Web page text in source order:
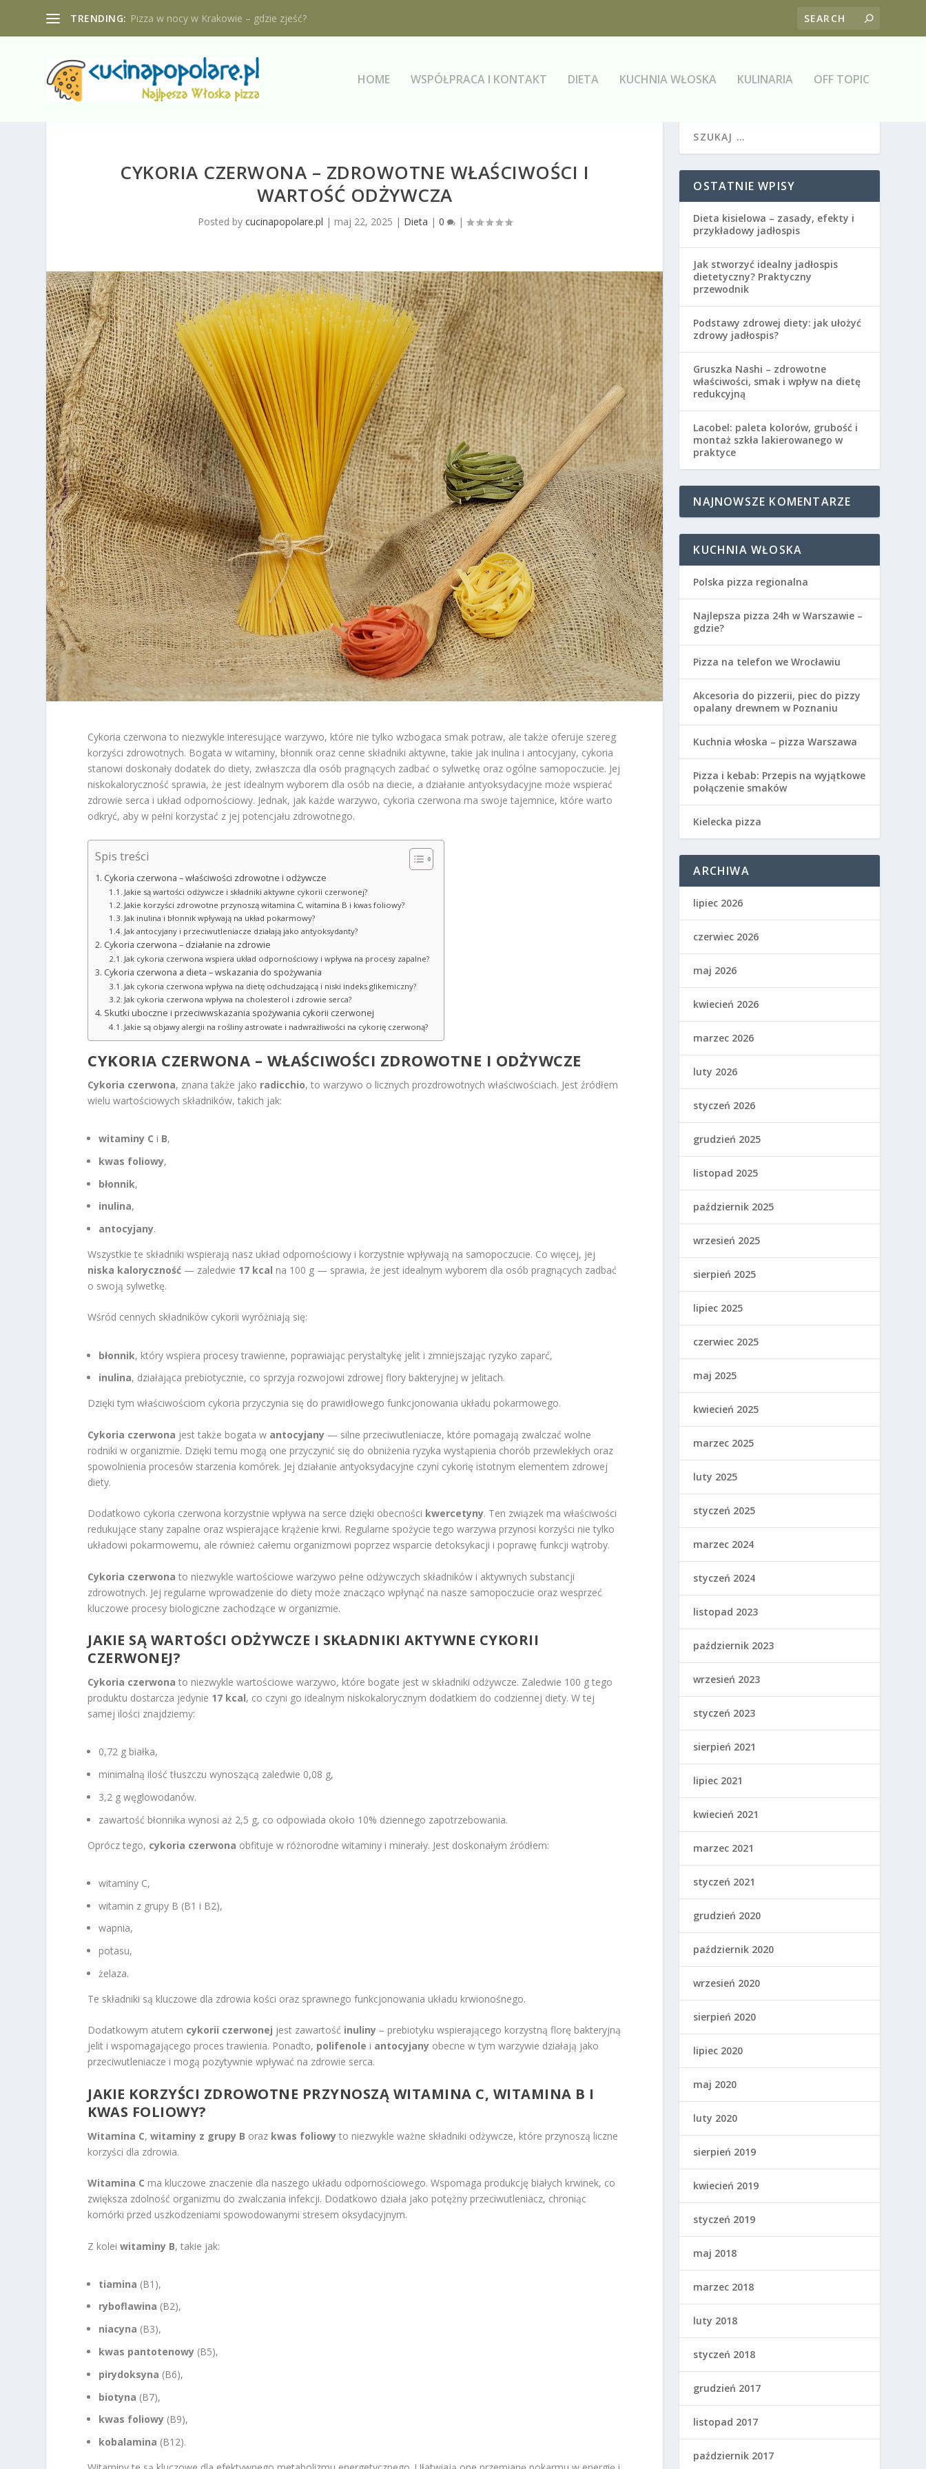
TRENDING: Pizza w nocy w Krakowie – gdzie zjeść?
HOME WSPÓŁPRACA I KONTAKT DIETA KUCHNIA WŁOSKA KULINARIA OFF TOPIC
CYKORIA CZERWONA – ZDROWOTNE WŁAŚCIWOŚCI I
WARTOŚĆ ODŻYWCZA
Posted by cucinapopolare.pl | maj 22, 2025 | Dieta | 0 |
Cykoria czerwona to niezwykle interesujące warzywo, które nie tylko wzbogaca smak potraw, ale także oferuje szereg
korzyści zdrowotnych. Bogata w witaminy, błonnik oraz cenne składniki aktywne, takie jak inulina i antocyjany, cykoria
stanowi doskonały dodatek do diety, zwłaszcza dla osób pragnących zadbać o sylwetkę oraz ogólne samopoczucie. Jej
niskokaloryczność sprawia, że jest idealnym wyborem dla osób na diecie, a działanie antyoksydacyjne może wspierać
zdrowie serca i układ odpornościowy. Jednak, jak każde warzywo, cykoria czerwona ma swoje tajemnice, które warto
odkryć, aby w pełni korzystać z jej potencjału zdrowotnego.
Spis treści
Cykoria czerwona – właściwości zdrowotne i odżywcze
Jakie są wartości odżywcze i składniki aktywne cykorii czerwonej?
Jakie korzyści zdrowotne przynoszą witamina C, witamina B i kwas foliowy?
Jak inulina i błonnik wpływają na układ pokarmowy?
Jak antocyjany i przeciwutleniacze działają jako antyoksydanty?
Cykoria czerwona – działanie na zdrowie
Jak cykoria czerwona wspiera układ odpornościowy i wpływa na procesy zapalne?
Cykoria czerwona a dieta – wskazania do spożywania
Jak cykoria czerwona wpływa na dietę odchudzającą i niski indeks glikemiczny?
Jak cykoria czerwona wpływa na cholesterol i zdrowie serca?
Skutki uboczne i przeciwwskazania spożywania cykorii czerwonej
Jakie są objawy alergii na rośliny astrowate i nadwrażliwości na cykorię czerwoną?
CYKORIA CZERWONA – WŁAŚCIWOŚCI ZDROWOTNE I ODŻYWCZE
Cykoria czerwona, znana także jako radicchio, to warzywo o licznych prozdrowotnych właściwościach. Jest źródłem
wielu wartościowych składników, takich jak:
witaminy C i B,
kwas foliowy,
błonnik,
inulina,
antocyjany.
Wszystkie te składniki wspierają nasz układ odpornościowy i korzystnie wpływają na samopoczucie. Co więcej, jej
niska kaloryczność — zaledwie 17 kcal na 100 g — sprawia, że jest idealnym wyborem dla osób pragnących zadbać
o swoją sylwetkę.
Wśród cennych składników cykorii wyróżniają się:
błonnik, który wspiera procesy trawienne, poprawiając perystaltykę jelit i zmniejszając ryzyko zaparć,
inulina, działająca prebiotycznie, co sprzyja rozwojowi zdrowej flory bakteryjnej w jelitach.
Dzięki tym właściwościom cykoria przyczynia się do prawidłowego funkcjonowania układu pokarmowego.
Cykoria czerwona jest także bogata w antocyjany — silne przeciwutleniacze, które pomagają zwalczać wolne
rodniki w organizmie. Dzięki temu mogą one przyczynić się do obniżenia ryzyka wystąpienia chorób przewlekłych oraz
spowolnienia procesów starzenia komórek. Jej działanie antyoksydacyjne czyni cykorię istotnym elementem zdrowej
diety.
Dodatkowo cykoria czerwona korzystnie wpływa na serce dzięki obecności kwercetyny. Ten związek ma właściwości
redukujące stany zapalne oraz wspierające krążenie krwi. Regularne spożycie tego warzywa przynosi korzyści nie tylko
układowi pokarmowemu, ale również całemu organizmowi poprzez wsparcie detoksykacji i poprawę funkcji wątroby.
Cykoria czerwona to niezwykle wartościowe warzywo pełne odżywczych składników i aktywnych substancji
zdrowotnych. Jej regularne wprowadzenie do diety może znacząco wpłynąć na nasze samopoczucie oraz wesprzeć
kluczowe procesy biologiczne zachodzące w organizmie.
JAKIE SĄ WARTOŚCI ODŻYWCZE I SKŁADNIKI AKTYWNE CYKORII
CZERWONEJ?
Cykoria czerwona to niezwykle wartościowe warzywo, które bogate jest w składniki odżywcze. Zaledwie 100 g tego
produktu dostarcza jedynie 17 kcal, co czyni go idealnym niskokalorycznym dodatkiem do codziennej diety. W tej
samej ilości znajdziemy:
0,72 g białka,
minimalną ilość tłuszczu wynoszącą zaledwie 0,08 g,
3,2 g węglowodanów.
zawartość błonnika wynosi aż 2,5 g, co odpowiada około 10% dziennego zapotrzebowania.
Oprócz tego, cykoria czerwona obfituje w różnorodne witaminy i minerały. Jest doskonałym źródłem:
witaminy C,
witamin z grupy B (B1 i B2),
wapnia,
potasu,
żelaza.
Te składniki są kluczowe dla zdrowia kości oraz sprawnego funkcjonowania układu krwionośnego.
Dodatkowym atutem cykorii czerwonej jest zawartość inuliny – prebiotyku wspierającego korzystną florę bakteryjną
jelit i wspomagającego proces trawienia. Ponadto, polifenole i antocyjany obecne w tym warzywie działają jako
przeciwutleniacze i mogą pozytywnie wpływać na zdrowie serca.
JAKIE KORZYŚCI ZDROWOTNE PRZYNOSZĄ WITAMINA C, WITAMINA B I
KWAS FOLIOWY?
Witamina C,witaminy z grupy B oraz kwas foliowy to niezwykle ważne składniki odżywcze, które przynoszą liczne
korzyści dla zdrowia.
Witamina C ma kluczowe znaczenie dla naszego układu odpornościowego. Wspomaga produkcję białych krwinek, co
zwiększa zdolność organizmu do zwalczania infekcji. Dodatkowo działa jako potężny przeciwutleniacz, chroniąc
komórki przed uszkodzeniami spowodowanymi stresem oksydacyjnym.
Z koleiwitaminy B, takie jak:
tiamina (B1),
ryboflawina (B2),
niacyna (B3),
kwas pantotenowy (B5),
pirydoksyna (B6),
biotyna (B7),
kwas foliowy (B9),
kobalamina (B12).
OSTATNIE WPISY
Dieta kisielowa – zasady, efekty i
przykładowy jadłospis
Jak stworzyć idealny jadłospis
dietetyczny? Praktyczny
przewodnik
Podstawy zdrowej diety: jak ułożyć
zdrowy jadłospis?
Gruszka Nashi – zdrowotne
właściwości, smak i wpływ na dietę
redukcyjną
Lacobel: paleta kolorów, grubość i
montaż szkła lakierowanego w
praktyce
NAJNOWSZE KOMENTARZE
KUCHNIA WŁOSKA
Polska pizza regionalna
Najlepsza pizza 24h w Warszawie –
gdzie?
Pizza na telefon we Wrocławiu
Akcesoria do pizzerii, piec do pizzy
opalany drewnem w Poznaniu
Kuchnia włoska – pizza Warszawa
Pizza i kebab: Przepis na wyjątkowe
połączenie smaków
Kielecka pizza
ARCHIWA
lipiec 2026
czerwiec 2026
maj 2026
kwiecień 2026
marzec 2026
luty 2026
styczeń 2026
grudzień 2025
listopad 2025
październik 2025
wrzesień 2025
sierpień 2025
lipiec 2025
czerwiec 2025
maj 2025
kwiecień 2025
marzec 2025
luty 2025
styczeń 2025
marzec 2024
styczeń 2024
listopad 2023
październik 2023
wrzesień 2023
styczeń 2023
sierpień 2021
lipiec 2021
kwiecień 2021
marzec 2021
styczeń 2021
grudzień 2020
październik 2020
wrzesień 2020
sierpień 2020
lipiec 2020
maj 2020
luty 2020
sierpień 2019
kwiecień 2019
styczeń 2019
maj 2018
marzec 2018
luty 2018
styczeń 2018
grudzień 2017
listopad 2017
październik 2017